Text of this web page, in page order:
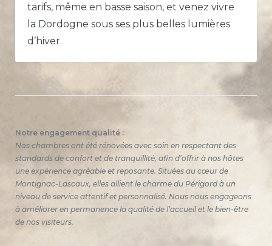
tarifs, même en basse saison, et venez vivre
la Dordogne sous ses plus belles lumières
d’hiver.
Notre engagement qualité :
Nos chambres ont été rénovées avec soin en respectant des
standards de confort et de tranquillité, afin d’offrir à nos hôtes
une expérience agréable et reposante. Situées au cœur de
Montignac-Lascaux, elles allient le charme du Périgord à un
niveau de service attentif et personnalisé. Nous nous engageons
à améliorer en permanence la qualité de l’accueil et le bien-être
de nos visiteurs.